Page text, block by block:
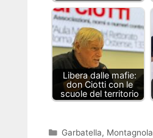
Libera dalle mafie:
don Ciotti con le
scuole del territorio
Categorie
Garbatella, Montagnola